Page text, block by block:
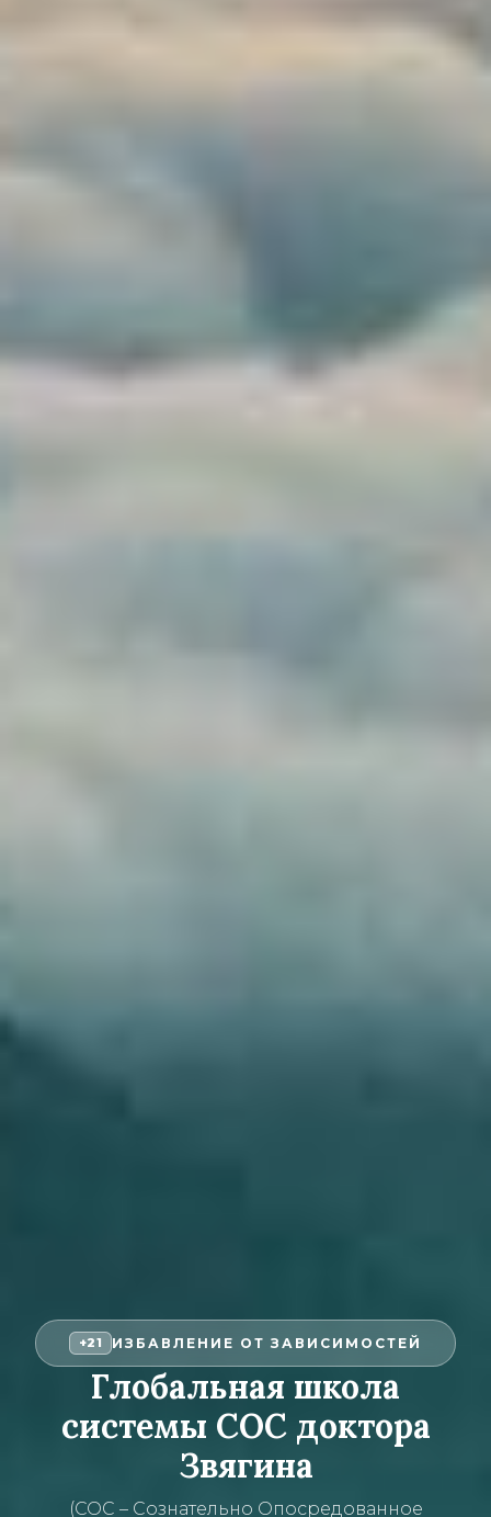
+21 ИЗБАВЛЕНИЕ ОТ ЗАВИСИМОСТЕЙ
Глобальная школа
системы СОС доктора
Звягина
(СОС – Сознательно Опосредованное